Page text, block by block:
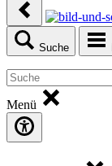
Suche
Menü